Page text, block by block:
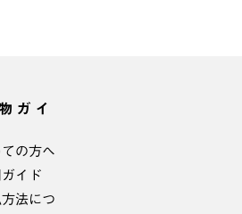
ガイ
の方へ
イド
法につ